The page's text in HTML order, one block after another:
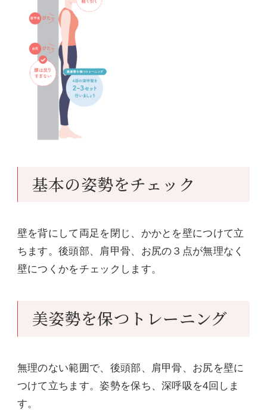
基本の姿勢をチェック
壁を背にして両足を閉じ、かかとを壁につけて立
ちます。後頭部、肩甲骨、お尻の３点が無理なく
壁につくかをチェックします。
美姿勢を保つトレーニング
無理のない範囲で、後頭部、肩甲骨、お尻を壁に
つけて立ちます。姿勢を保ち、深呼吸を4回しま
す。